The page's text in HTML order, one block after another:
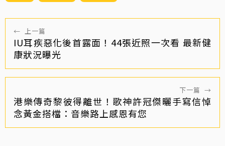
← 上一篇
IU耳疾惡化後首露面！44張近照一次看 最新健
康狀況曝光
下一篇 →
港樂傳奇黎彼得離世！歌神許冠傑曬手寫信悼
念黃金搭檔：音樂路上感恩有您